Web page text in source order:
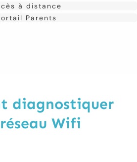
à distance
Parents
diagnostiquer
Wifi